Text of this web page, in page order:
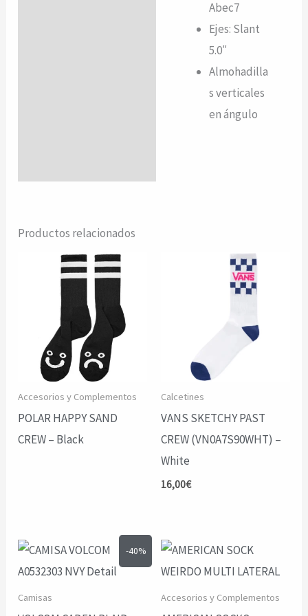
Abec7
Ejes: Slant
5.0″
Almohadilla
sverticales
en ángulo
Productos relacionados
Accesorios y Complementos
POLAR HAPPY SAND
CREW – Black
Calcetines
VANS SKETCHY PAST
CREW (VN0A7S90WHT) –
White
16,00€
-40%
Camisas Accesorios y Complementos